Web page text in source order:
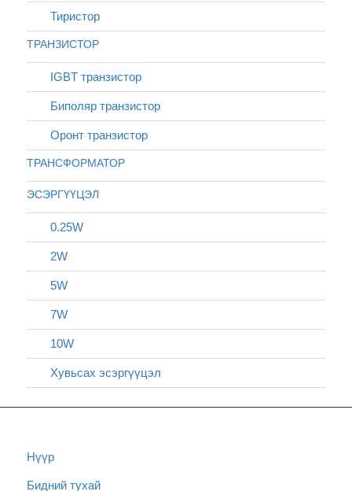
Тиристор
ТРАНЗИСТОР
IGBT транзистор
Биполяр транзистор
Оронт транзистор
ТРАНСФОРМАТОР
ЭСЭРГҮҮЦЭЛ
0.25W
2W
5W
7W
10W
Хувьсах эсэргүүцэл
Нүүр
Бидний тухай